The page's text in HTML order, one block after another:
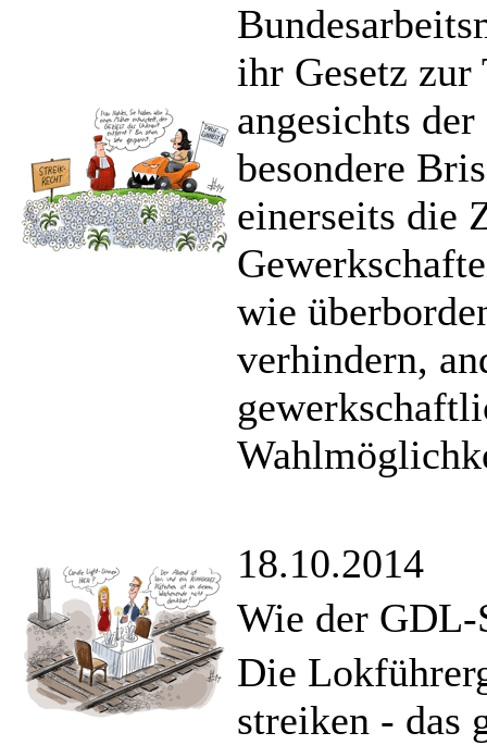
ihr Gesetz
angesichts
besondere
einerseits die
wie
verhindern,
18.10.2014
Wie der GDL-
Die
streiken - das